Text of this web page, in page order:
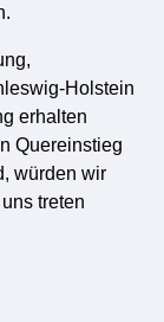
Holstein
erhalten
Quereinstieg
würden wir
treten